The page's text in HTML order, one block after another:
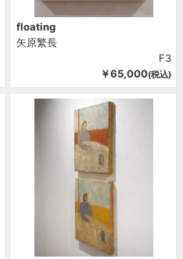
floating
矢原繁長
F3
￥65,000(税込)